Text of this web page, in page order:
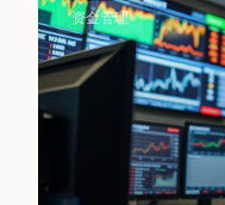
资金管理